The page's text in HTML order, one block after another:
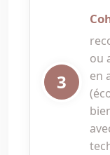
ou
en